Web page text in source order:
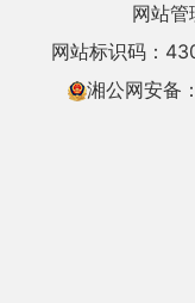
网站
网站标识码：
湘公网安备